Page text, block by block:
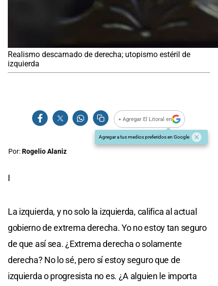
Realismo descarnado de derecha; utopismo estéril de
izquierda
+ Agregar El Litoral en
Agregar a tus medios preferidos en Google
Por:Rogelio Alaniz
I
La izquierda, y no solo la izquierda, califica al actual
gobierno de extrema derecha. Yo no estoy tan seguro
de que así sea. ¿Extrema derecha o solamente
derecha? No lo sé, pero sí estoy seguro que de
izquierda o progresista no es. ¿A alguien le importa